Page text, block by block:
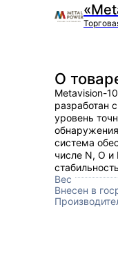
О
​Metavision-
разработан
уровень
система
числе N, O и
Вес
Внесен в